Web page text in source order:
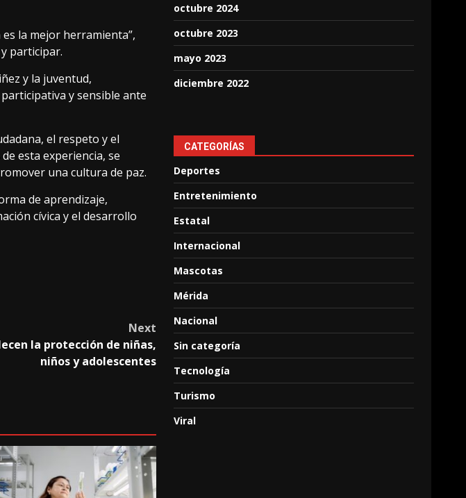
la mejor herramienta”,
participar.
y la juventud,
y sensible ante
el respeto y el
esta experiencia, se
una cultura de paz.
de aprendizaje,
cívica y el desarrollo
Next
la protección de niñas,
niños y adolescentes
octubre 2024
octubre 2023
mayo 2023
diciembre 2022
CATEGORÍAS
Deportes
Entretenimiento
Estatal
Internacional
Mascotas
Mérida
Nacional
Sin categoría
Tecnología
Turismo
Viral